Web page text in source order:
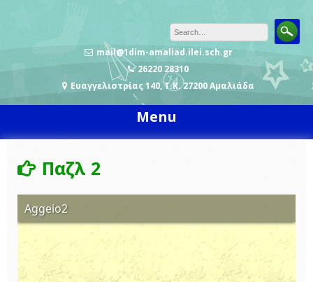
mail@1dim-amaliad.ilei.sch.gr
26220 28310
Ευαγγελιστρίας 140, Τ.Κ. 27200 Αμαλιάδα
Menu
Παζλ 2